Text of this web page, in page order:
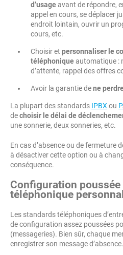
d’usageavant de répondre,
appel en cours, se déplacer
endroit lointain, ouvrir un
cours, etc.
Choisir et personnaliser le
téléphoniqueautomatique :
d’attente, rappel des offres
Avoir la garantie dene
La plupart des standards IPBX ou
dechoisir le délai de
une sonnerie, deux sonneries, etc.
En cas d’absence ou de fermeture
à désactiver cette option ou à
conséquence.
Configuration poussée
téléphonique
Les standards téléphoniques
de configuration assez poussées
(messageries). Bien sûr, chaque
enregistrer son message d’absence.